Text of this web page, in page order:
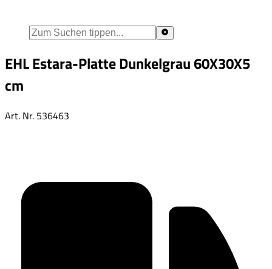
EHL Estara-Platte Dunkelgrau 60X30X5
cm
Art. Nr. 536463